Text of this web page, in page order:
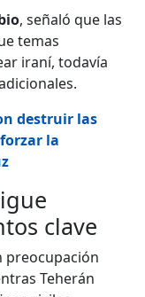
, señaló que las
temas
iraní, todavía
destruir las
la
clave
preocupación
Teherán